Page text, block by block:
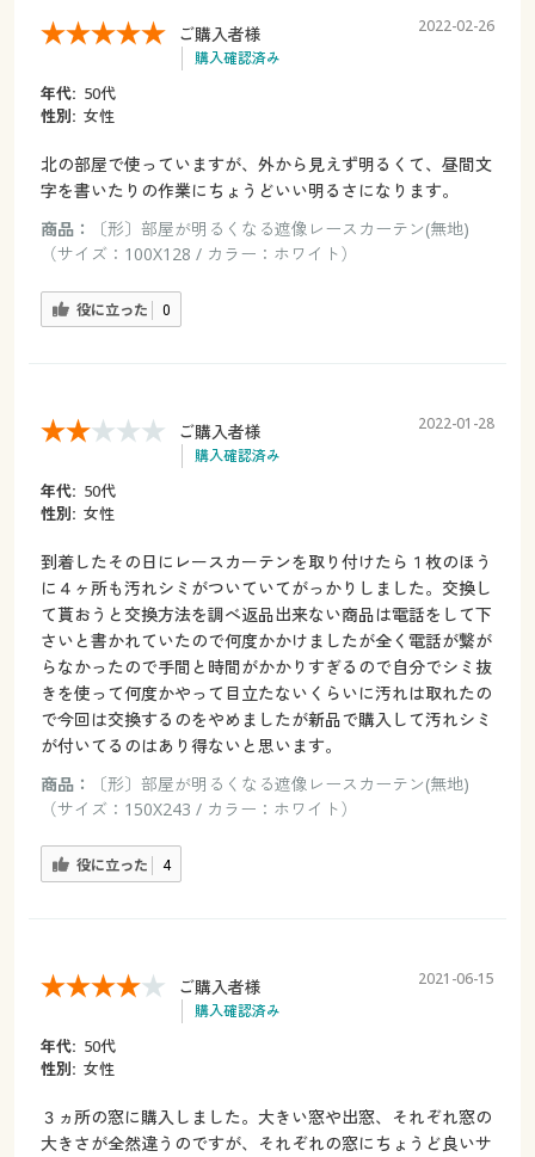
ご購入者様
購入確認済み
2022-02-26
年代: 50代
性別: 女性
北の部屋で使っていますが、外から見えず明るくて、昼間文
字を書いたりの作業にちょうどいい明るさになります。
商品：
〔形〕部屋が明るくなる遮像レースカーテン(無地)
（サイズ：100X128 / カラー：ホワイト）
役に立った 0
ご購入者様
購入確認済み
2022-01-28
年代: 50代
性別: 女性
到着したその日にレースカーテンを取り付けたら１枚のほう
に４ヶ所も汚れシミがついていてがっかりしました。交換し
て貰おうと交換方法を調べ返品出来ない商品は電話をして下
さいと書かれていたので何度かかけましたが全く電話が繋が
らなかったので手間と時間がかかりすぎるので自分でシミ抜
きを使って何度かやって目立たないくらいに汚れは取れたの
で今回は交換するのをやめましたが新品で購入して汚れシミ
が付いてるのはあり得ないと思います。
商品：
〔形〕部屋が明るくなる遮像レースカーテン(無地)
（サイズ：150X243 / カラー：ホワイト）
役に立った 4
ご購入者様
購入確認済み
2021-06-15
年代: 50代
性別: 女性
３ヵ所の窓に購入しました。大きい窓や出窓、それぞれ窓の
大きさが全然違うのですが、それぞれの窓にちょうど良いサ